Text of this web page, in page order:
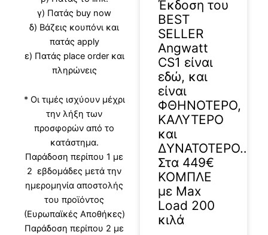
γ) Πατάς buy now
δ) Βάζεις κουπόνι και
πατάς apply
ε) Πατάς place order και
πληρώνεις
* Οι τιμές ισχύουν μέχρι
την λήξη των
προσφορών από το
κατάστημα.
Παράδοση περίπου 1 με
2 εβδομάδες μετά την
ημερομηνία αποστολής
του προϊόντος
(Ευρωπαϊκές Αποθήκες)
Παράδοση περίπου 2 με
Έκδοση του
BEST
SELLER
Angwatt
CS1 είναι
εδώ, και
είναι
ΦΘΗΝΟΤΕΡΟ,
ΚΑΛΥΤΕΡΟ
και
ΔΥΝΑΤΟΤΕΡΟ…
Στα 449€
ΚΟΜΠΛΕ
με Max
Load 200
κιλά